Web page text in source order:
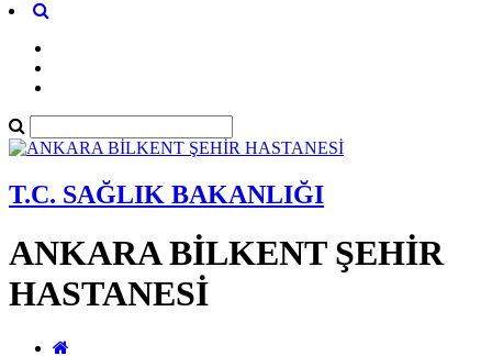
T.C. SAĞLIK BAKANLIĞI
ANKARA BİLKENT ŞEHİR
HASTANESİ